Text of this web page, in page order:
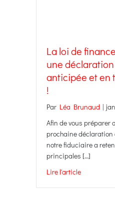
La loi de
une
anticipée et en
!
Par Léa Brunaud |
Afin de vous préparer
prochaine déclaration
notre fiduciaire a
principales […]
Lire l'article